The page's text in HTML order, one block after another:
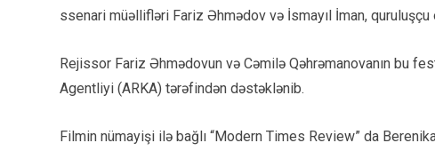
ssenari müəllifləri Fariz Əhmədov və İsmayıl İman,
Rejissor Fariz Əhmədovun və Cəmilə Qəhrəmanovanın bu
Agentliyi (ARKA) tərəfindən dəstəklənib.
Filmin nümayişi ilə bağlı “Modern Times Review” da